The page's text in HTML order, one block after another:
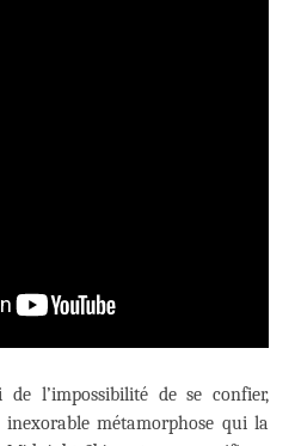
l’impossibilité de se confier,
inexorable métamorphose qui la